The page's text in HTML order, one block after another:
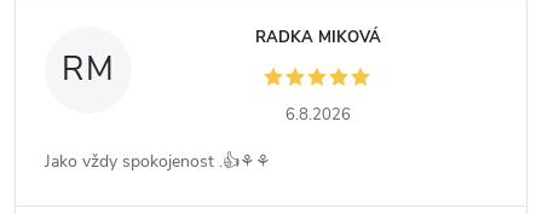
RM
RADKA MIKOVÁ
6.8.2026
Jako vždy spokojenost .👍⚘️⚘️